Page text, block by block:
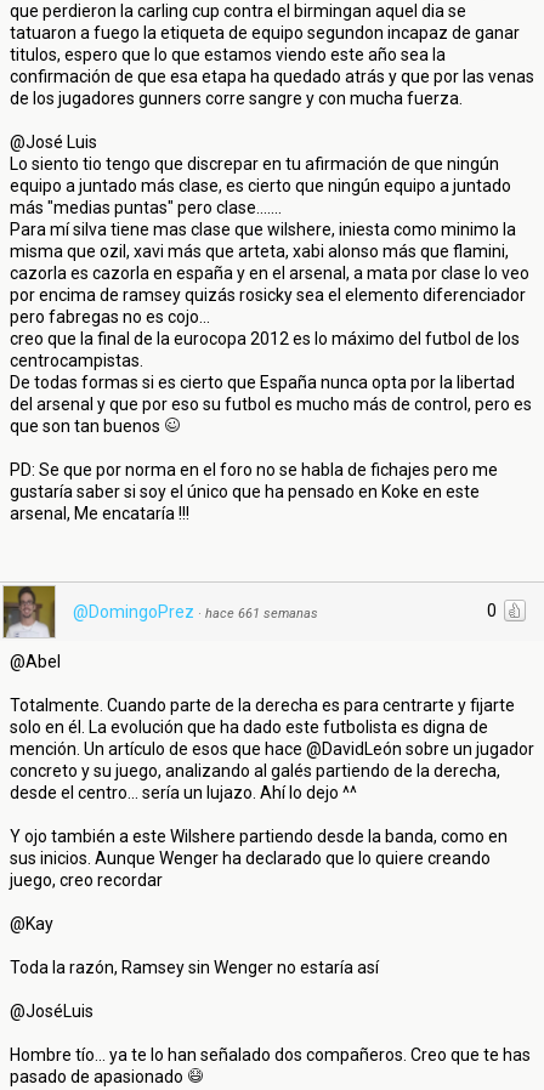
que perdieron la carling cup contra el birmingan aquel dia se
tatuaron a fuego la etiqueta de equipo segundon incapaz de ganar
titulos, espero que lo que estamos viendo este año sea la
confirmación de que esa etapa ha quedado atrás y que por las venas
de los jugadores gunners corre sangre y con mucha fuerza.
@José Luis
Lo siento tio tengo que discrepar en tu afirmación de que ningún
equipo a juntado más clase, es cierto que ningún equipo a juntado
más "medias puntas" pero clase.......
Para mí silva tiene mas clase que wilshere, iniesta como minimo la
misma que ozil, xavi más que arteta, xabi alonso más que flamini,
cazorla es cazorla en españa y en el arsenal, a mata por clase lo veo
por encima de ramsey quizás rosicky sea el elemento diferenciador
pero fabregas no es cojo...
creo que la final de la eurocopa 2012 es lo máximo del futbol de los
centrocampistas.
De todas formas si es cierto que España nunca opta por la libertad
del arsenal y que por eso su futbol es mucho más de control, pero es
que son tan buenos
PD: Se que por norma en el foro no se habla de fichajes pero me
gustaría saber si soy el único que ha pensado en Koke en este
arsenal, Me encataría !!!
0
@DomingoPrez · hace 661 semanas
@Abel
Totalmente. Cuando parte de la derecha es para centrarte y fijarte
solo en él. La evolución que ha dado este futbolista es digna de
mención. Un artículo de esos que hace @DavidLeón sobre un jugador
concreto y su juego, analizando al galés partiendo de la derecha,
desde el centro... sería un lujazo. Ahí lo dejo ^^
Y ojo también a este Wilshere partiendo desde la banda, como en
sus inicios. Aunque Wenger ha declarado que lo quiere creando
juego, creo recordar
@Kay
Toda la razón, Ramsey sin Wenger no estaría así
@JoséLuis
Hombre tío... ya te lo han señalado dos compañeros. Creo que te has
pasado de apasionado